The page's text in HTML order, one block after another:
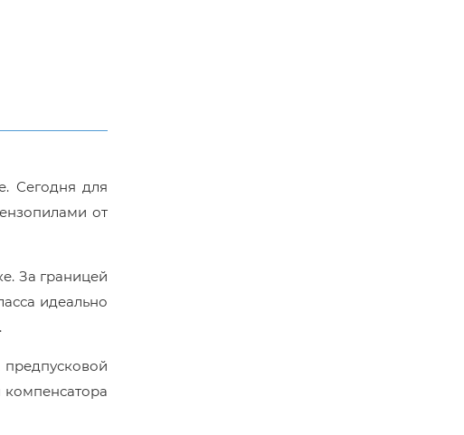
Сегодня для
от
За границей
идеально
компенсатора